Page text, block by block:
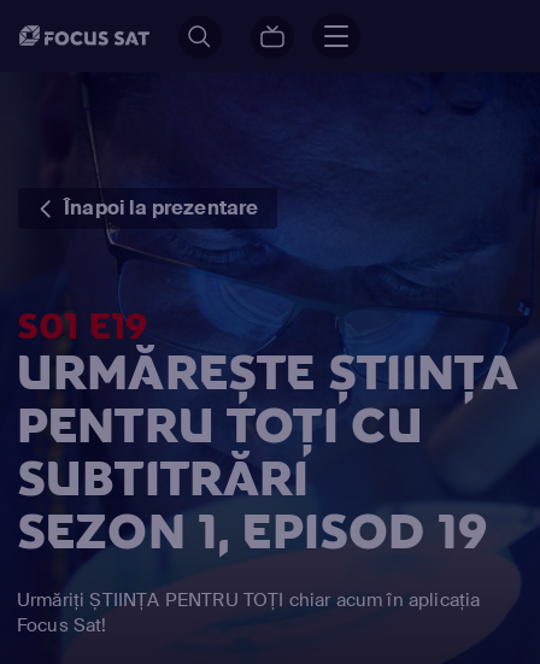
Înapoi la prezentare
S01 E19
URMĂREȘTE ȘTIINȚA
PENTRU TOȚI CU
SUBTITRĂRI
SEZON 1, EPISOD 19
Urmăriți ȘTIINȚA PENTRU TOȚI chiar acum în aplicația
Focus Sat!